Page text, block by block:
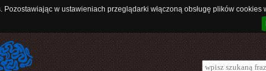
Pozostawiając w ustawieniach przeglądarki włączoną obsługę plików